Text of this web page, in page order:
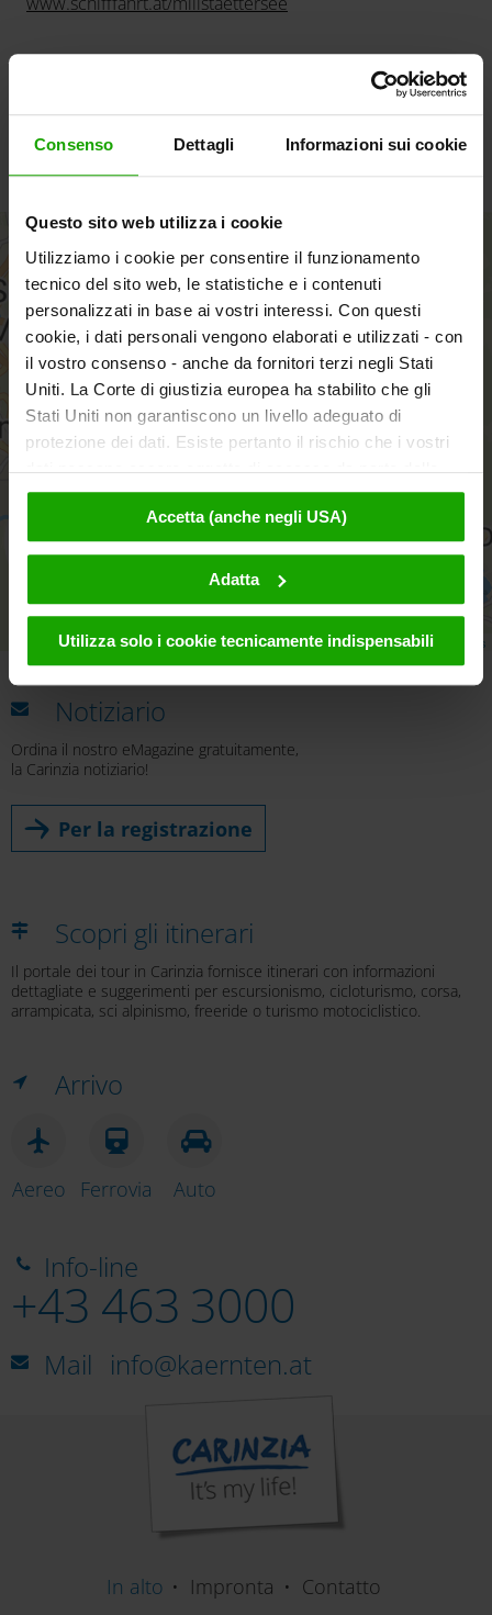
Consenso Dettagli Informazioni sui cookie
Questo sito web utilizza i cookie
Utilizziamo i cookie per consentire il funzionamento
tecnico del sito web, le statistiche e i contenuti
personalizzati in base ai vostri interessi. Con questi
cookie, i dati personali vengono elaborati e utilizzati - con
il vostro consenso - anche da fornitori terzi negli Stati
Uniti. La Corte di giustizia europea ha stabilito che gli
Stati Uniti non garantiscono un livello adeguato di
protezione dei dati. Esiste pertanto il rischio che i vostri
dati possano essere oggetto di accesso da parte delle
autorità statunitensi a fini di controllo e monitoraggio a
causa di ordinanze corrispondenti nei confronti di fornitori
terzi (ad es. Google, Meta) e che non sussistano misure
legali efficaci per fare opposizione. Facendo clic su
"Accetta", l'utente accetta che i cookie possano essere
Questi dati verranno trasmessi solo in forma
eventuale successiva disattivazione sono disponibili
Accetta (anche negli USA)
Adatta
Utilizza solo i cookie tecnicamente indispensabili
aprile a ottobre
aktivieren
+
−
Leaflet |© OpenMapTiles © OpenStreetMap contributors
Notiziario
Ordina il nostro eMagazine gratuitamente,
la Carinzia notiziario!
Per la registrazione
Scopri gli itinerari
Il portale dei tour in Carinzia fornisce itinerari con informazioni
dettagliate e suggerimenti per escursionismo, cicloturismo, corsa,
arrampicata, sci alpinismo, freeride o turismo motociclistico.
Arrivo
Aereo Ferrovia Auto
Info-line
+43 463 3000
Mail info@kaernten.at
In alto Impronta Contatto